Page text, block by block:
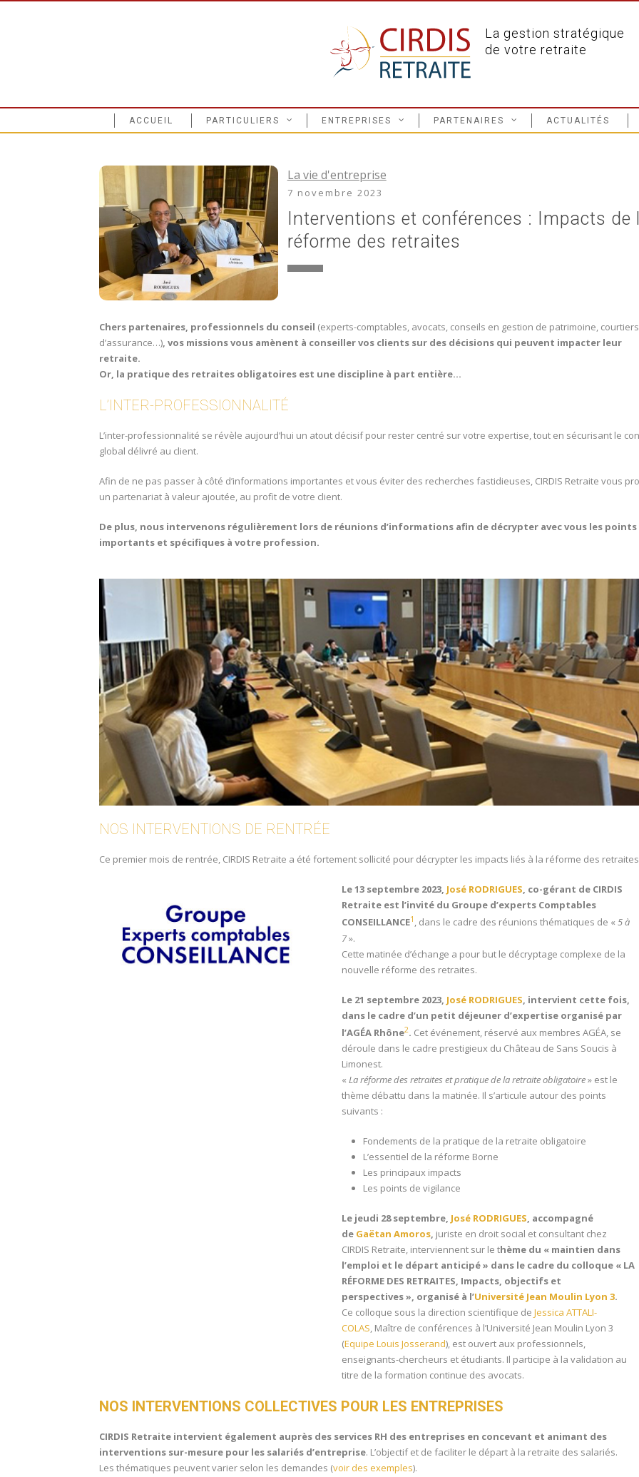
La gestion stratégique
de votre retraite
ACCUEIL PARTICULIERS ENTREPRISES PARTENAIRES ACTUALITÉS
La vie d'entreprise
7 novembre 2023
Interventions et conférences : Impacts de
réforme des retraites
Chers partenaires, professionnels du conseil (experts-comptables, avocats, conseils en gestion de patrimoine, courtiers
d’assurance…), vos missions vous amènent à conseiller vos clients sur des décisions qui peuvent impacter leur
retraite.
Or, la pratique des retraites obligatoires est une discipline à part entière…
L’INTER-PROFESSIONNALITÉ
L’inter-professionnalité se révèle aujourd’hui un atout décisif pour rester centré sur votre expertise, tout en sécurisant le
global délivré au client.
Afin de ne pas passer à côté d’informations importantes et vous éviter des recherches fastidieuses, CIRDIS Retraite vous
un partenariat à valeur ajoutée, au profit de votre client.
De plus, nous intervenons régulièrement lors de réunions d’informations afin de décrypter avec vous les points
importants et spécifiques à votre profession.
NOS INTERVENTIONS DE RENTRÉE
Ce premier mois de rentrée, CIRDIS Retraite a été fortement sollicité pour décrypter les impacts liés à la réforme des
Le 13 septembre 2023, José RODRIGUES, co-gérant de CIRDIS
Retraite est l’invité du Groupe d’experts Comptables
CONSEILLANCE1 , dans le cadre des réunions thématiques de «5 à
7».
Cette matinée d’échange a pour but le décryptage complexe de la
nouvelle réforme des retraites.
Le 21 septembre 2023, José RODRIGUES, intervient cette fois,
dans le cadre d’un petit déjeuner d’expertise organisé par
l’AGÉA Rhône2. Cet événement, réservé aux membres AGÉA, se
déroule dans le cadre prestigieux du Château de Sans Soucis à
Limonest.
«La réforme des retraites et pratique de la retraite obligatoire» est le
thème débattu dans la matinée. Il s’articule autour des points
suivants :
Fondements de la pratique de la retraite obligatoire
L’essentiel de la réforme Borne
Les principaux impacts
Les points de vigilance
Le jeudi 28 septembre, José RODRIGUES, accompagné
de Gaëtan Amoros, juriste en droit social et consultant chez
CIRDIS Retraite, interviennent sur le thème du « maintien dans
l’emploi et le départ anticipé » dans le cadre du colloque « LA
RÉFORME DES RETRAITES, Impacts, objectifs et
perspectives », organisé à l’Université Jean Moulin Lyon 3.
Ce colloque sous la direction scientifique deJessica ATTALI-
COLAS, Maître de conférences à l’Université Jean Moulin Lyon 3
(Equipe Louis Josserand), est ouvert aux professionnels,
enseignants-chercheurs et étudiants. Il participe à la validation au
titre de la formation continue des avocats.
NOS INTERVENTIONS COLLECTIVES POUR LES ENTREPRISES
CIRDIS Retraite intervient également auprès des services RH des entreprises en concevant et animant des
interventions sur-mesure pour les salariés d’entreprise. L’objectif et de faciliter le départ à la retraite des salariés.
Les thématiques peuvent varier selon les demandes (voir des exemples).